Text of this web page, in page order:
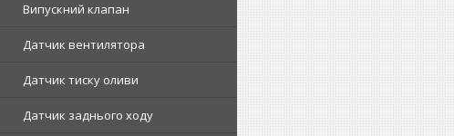
Випускний клапан
Датчик вентилятора
Датчик тиску оливи
Датчик заднього ходу